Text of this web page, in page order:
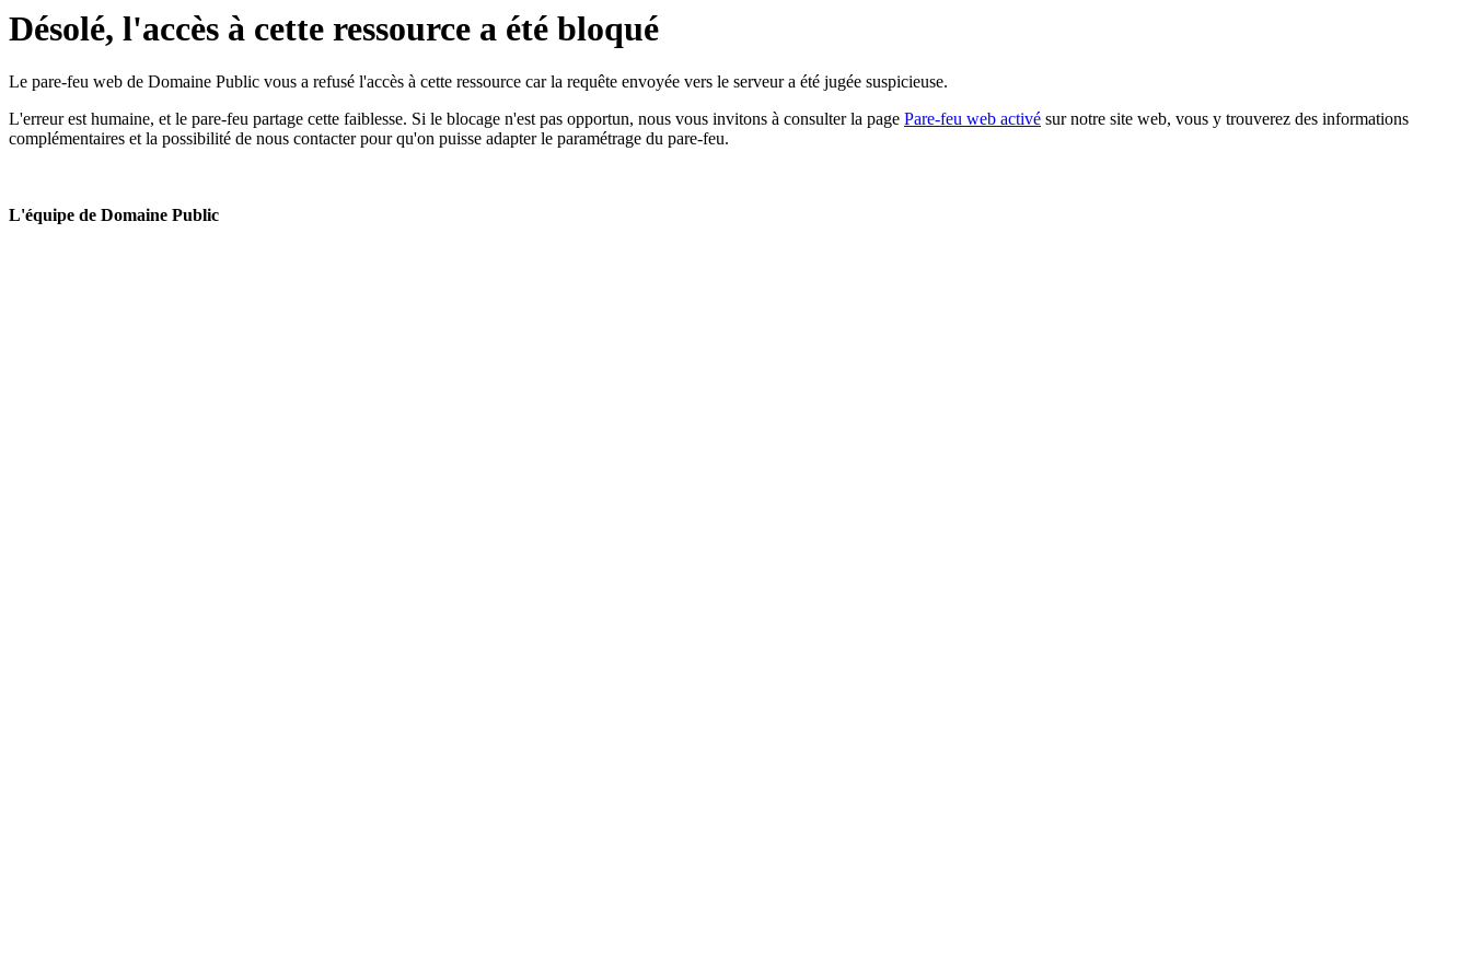
Désolé, l'accès à cette ressource a été bloqué
Le pare-feu web de Domaine Public vous a refusé l'accès à cette ressource car la requête envoyée vers le serveur a été jugée suspicieuse.
L'erreur est humaine, et le pare-feu partage cette faiblesse. Si le blocage n'est pas opportun, nous vous invitons à consulter la page Pare-feu web activé sur notre site web, vous y trouverez des informations
complémentaires et la possibilité de nous contacter pour qu'on puisse adapter le paramétrage du pare-feu.
L'équipe de Domaine Public